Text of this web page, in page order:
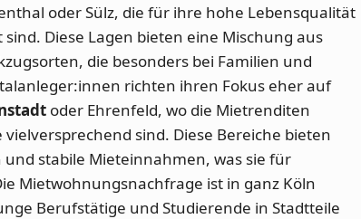
oder Sülz, die für ihre hohe Lebensqualität
Diese Lagen bieten eine Mischung aus
die besonders bei Familien und
richten ihren Fokus eher auf
oder Ehrenfeld, wo die Mietrenditen
sind. Diese Bereiche bieten
stabile Mieteinnahmen, was sie für
Mietwohnungsnachfrage ist in ganz Köln
Berufstätige und Studierende in Stadtteile